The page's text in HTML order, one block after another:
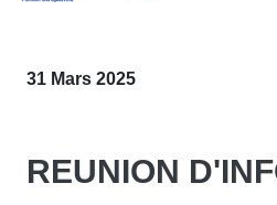
31 Mars 2025
REUNION